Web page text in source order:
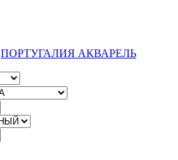
ПОРТУГАЛИЯ АКВАРЕЛЬ